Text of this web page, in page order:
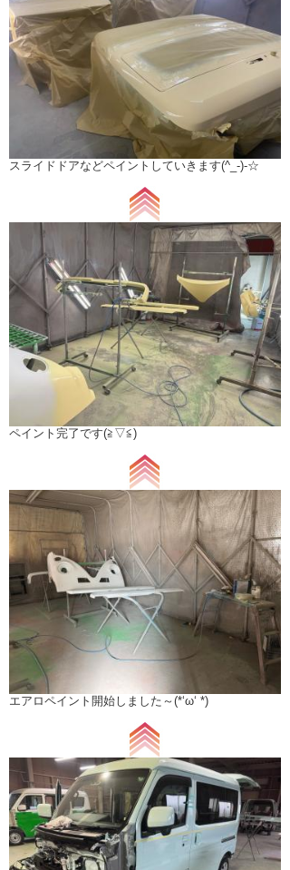
スライドドアなどペイントしていきます(^_-)-☆
ペイント完了です(≧▽≦)
エアロペイント開始しました～(*‘ω‘ *)